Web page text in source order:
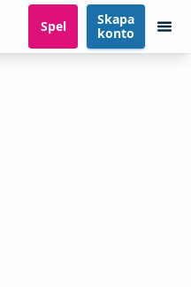
Spel
Skapa
konto